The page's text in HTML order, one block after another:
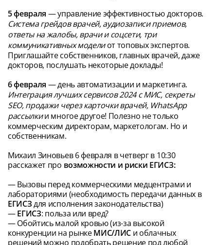
5 февраля — управление эффективностью докторов.
Система грейдов врачей, аудиозаписи приемов,
ответы на жалобы, врачи и соцсети, три
коммуникативных моделиот топовых экспертов.
Приглашайте собственников, главных врачей, даже
докторов, послушать некоторые доклады!
6 февраля — день автоматизации и маркетинга.
Интеграция лучших сервисов 2024 с МИС, секреты
SEO, продажи через карточки врачей, WhatsApp
рассылкии многое другое! Полезно не только
коммерческим директорам, маркетологам. Но и
собственникам.
Михаил Зиновьев 6 февраля в четверг в 10:30
расскажет про возможности и риски ЕГИСЗ:
— Вызовы перед коммерческими медцентрами и
лабораториями (необходимость передачи данных в
ЕГИСЗдля исполнения законодательства)
—ЕГИСЗ: польза или вред?
— Обойтись малой кровью (из-за высокой
конкуренции на рынкеМИС/ЛИС и облачных
решений можно подобрать решение под любой